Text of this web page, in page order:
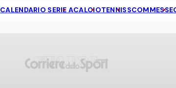
CALENDARIO SERIE ACALCIOTENNISSCOMMESSE